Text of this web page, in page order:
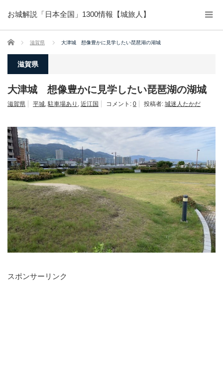
お城解説「日本全国」1300情報【城旅人】
ホーム 滋賀県 大津城 想像豊かに見学したい琵琶湖の湖城
滋賀県
大津城 想像豊かに見学したい琵琶湖の湖城
滋賀県 平城,駐車場あり , 近江国 コメント: 0 投稿者: 城迷人たかだ
スポンサーリンク